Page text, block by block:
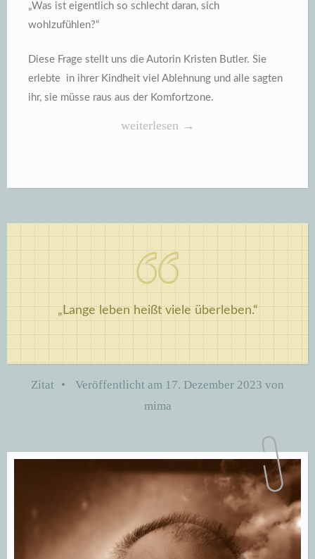
„Was ist eigentlich so schlecht daran, sich
wohlzufühlen?“
Diese Frage stellt uns die Autorin Kristen Butler. Sie
erlebte in ihrer Kindheit viel Ablehnung und alle sagten
ihr, sie müsse raus aus der Komfortzone.
„Kristen
in
weiterlesen →
„Lange leben heißt viele überleben.“
Zitat • Veröffentlicht am 17. Dezember 2023 von
mima